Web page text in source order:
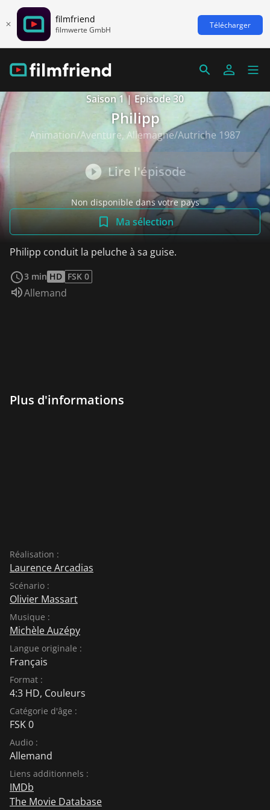
filmfriend
filmwerte GmbH Télécharger
Saison 1 | Episode 30
Philipp
Animation/Aventure, Allemagne/Autriche 1987
Lire l'épisode
Non disponible dans votre pays
Ma sélection
Philipp conduit la peluche à sa guise.
3 min HD FSK 0
Audio :
Allemand
Plus d'informations
Réalisation :
Laurence Arcadias
Scénario :
Olivier Massart
Musique :
Michèle Auzépy
Langue originale :
Français
Format :
4:3 HD, Couleurs
Catégorie d'âge :
FSK 0
Audio :
Allemand
Liens additionnels :
IMDb
The Movie Database